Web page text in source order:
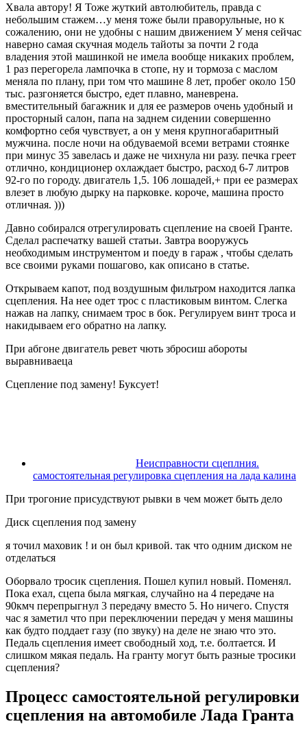
Хвала автору! Я Тоже жуткий автолюбитель, правда с
небольшим стажем…у меня тоже были праворульные, но к
сожалению, они не удобны с нашим движением У меня сейчас
наверно самая скучная модель тайоты за почти 2 года
владения этой машинкой не имела вообще никаких проблем,
1 раз перегорела лампочка в стопе, ну и тормоза с маслом
меняла по плану, при том что машине 8 лет, пробег около 150
тыс. разгоняется быстро, едет плавно, маневрена.
вместительный багажник и для ее размеров очень удобный и
просторный салон, папа на заднем сидении совершенно
комфортно себя чувствует, а он у меня крупногабаритный
мужчина. после ночи на обдуваемой всеми ветрами стоянке
при минус 35 завелась и даже не чихнула ни разу. печка греет
отлично, кондиционер охлаждает быстро, расход 6-7 литров
92-го по городу. двигатель 1,5. 106 лошадей,+ при ее размерах
влезет в любую дырку на парковке. короче, машина просто
отличная. )))
Давно собирался отрегулировать сцепление на своей Гранте.
Сделал распечатку вашей статьи. Завтра вооружусь
необходимым инструментом и поеду в гараж , чтобы сделать
все своими руками пошагово, как описано в статье.
Открываем капот, под воздушным фильтром находится лапка
сцепления. На нее одет трос с пластиковым винтом. Слегка
нажав на лапку, снимаем трос в бок. Регулируем винт троса и
накидываем его обратно на лапку.
При абгоне двигатель ревет чють збросиш абороты
выравниваеца
Сцепление под замену! Буксует!
Неисправности сцеплния.
самостоятельная регулировка сцепления на лада калина
При трогоние присудствуют рывки в чем может быть дело
Диск сцепления под замену
я точил маховик ! и он был кривой. так что одним диском не
отделаться
Оборвало тросик сцепления. Пошел купил новый. Поменял.
Пока ехал, сцепа была мягкая, случайно на 4 передаче на
90кмч перепрыгнул 3 передачу вместо 5. Но ничего. Спустя
час я заметил что при переключении передач у меня машины
как будто поддает газу (по звуку) на деле не знаю что это.
Педаль сцепления имеет свободный ход, т.е. болтается. И
слишком мякая педаль. На гранту могут быть разные тросики
сцепления?
Процесс самостоятельной регулировки
сцепления на автомобиле Лада Гранта